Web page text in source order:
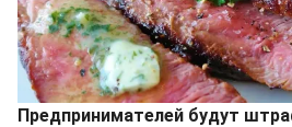
Предпринимателей будут